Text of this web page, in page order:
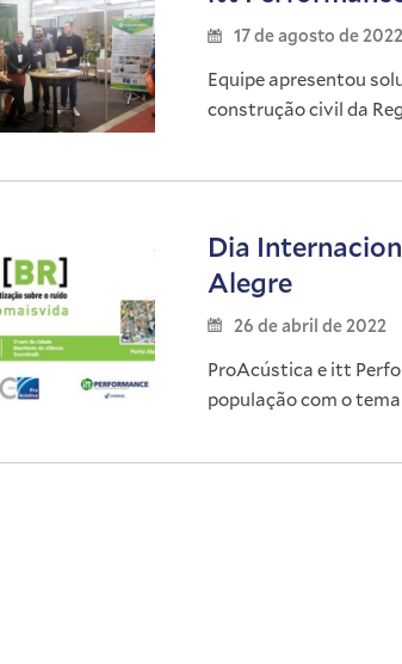
17 de agosto de 2022
Equipe apresentou
construção civil da
Dia
Alegre
26 de abril de 2022
ProAcústica e itt
população com o